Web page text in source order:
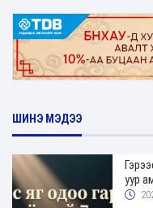
ШИНЭ МЭДЭЭ
уур